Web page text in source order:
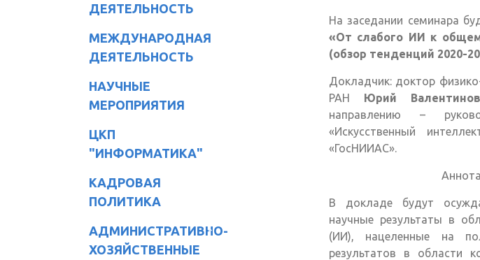
ДЕЯТЕЛЬНОСТЬ
МЕЖДУНАРОДНАЯ
ДЕЯТЕЛЬНОСТЬ
НАУЧНЫЕ
МЕРОПРИЯТИЯ
ЦКП
"ИНФОРМАТИКА"
КАДРОВАЯ
ПОЛИТИКА
АДМИНИСТРАТИВНО-
ХОЗЯЙСТВЕННЫЕ
На заседании семинара
«От слабого ИИ к
(обзор тенденций 2020-
Докладчик: доктор
РАН Юрий
направлению –
«Искусственный
«ГосНИИАС».
В докладе будут
научные результаты в
(ИИ), нацеленные на
результатов в области